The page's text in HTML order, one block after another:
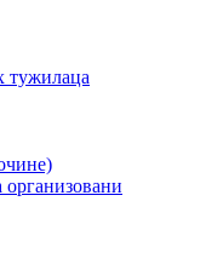
тужилаца
организовани